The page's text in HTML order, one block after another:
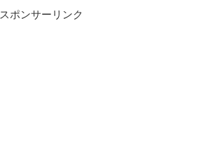
スポンサーリンク